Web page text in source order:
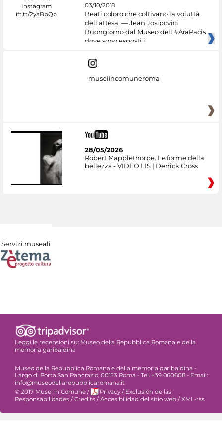
03/10/2018
Beati coloro che coltivano la voluttà
dell'attesa. — Jean Josipovici
Buongiorno dal Museo dell'#AraPacis
dove sono esposti i
museiincomuneroma
28/05/2026
Robert Mapplethorpe. Le forme della
bellezza - VIDEO LIS | Derrick Cross
Servizi museali
Leggi le recensioni su: Museo della Repubblica Romana e della
memoria garibaldina
Museo della Repubblica Romana e della memoria garibaldina -
Largo di Porta San Pancrazio, 00153 Roma - Tel. +39 060608 - Email:
info@museodellarepubblicaromana.it
© 2017 Musei in Comune / Privacy / Exclusiòn de las
Responsabilidades /Credits /Accesibilidad del sitio web /XML-rss